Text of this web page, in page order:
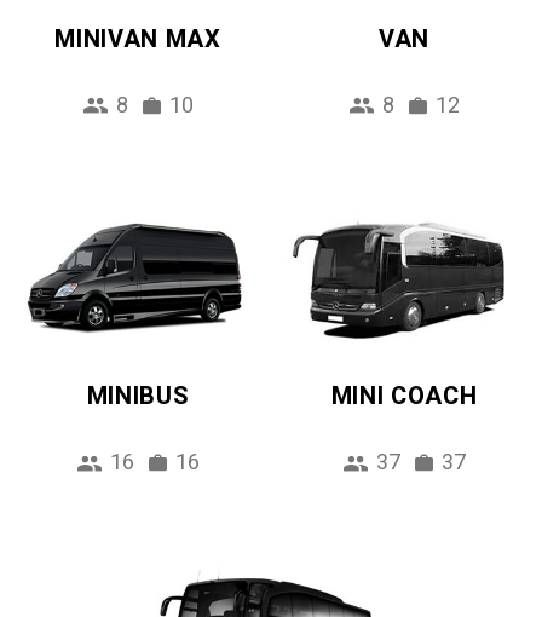
MINIVAN MAX
8 10
VAN
8 12
MINIBUS
16 16
MINI COACH
37 37